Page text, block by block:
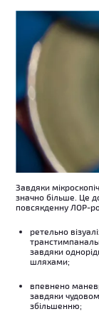
Завдяки
значно більше. Це
повсякденну ЛОР-
ретельно
завдяки
шляхами;
впевнено
завдяки
збільшенню;